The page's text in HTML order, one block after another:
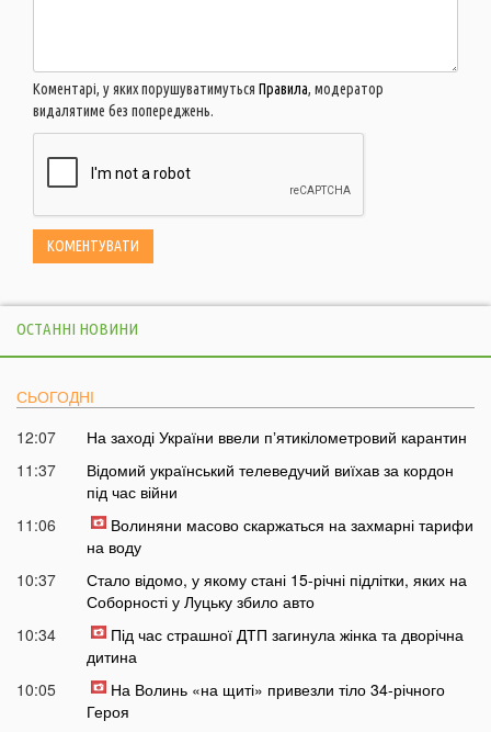
Коментарі, у яких порушуватимуться Правила, модератор
видалятиме без попереджень.
ОСТАННІ НОВИНИ
СЬОГОДНІ
12:07
На заході України ввели пʼятикілометровий карантин
11:37
Відомий український телеведучий виїхав за кордон
під час війни
11:06
Волиняни масово скаржаться на захмарні тарифи
на воду
10:37
Стало відомо, у якому стані 15-річні підлітки, яких на
Соборності у Луцьку збило авто
10:34
Під час страшної ДТП загинула жінка та дворічна
дитина
10:05
На Волинь «на щиті» привезли тіло 34-річного
Героя